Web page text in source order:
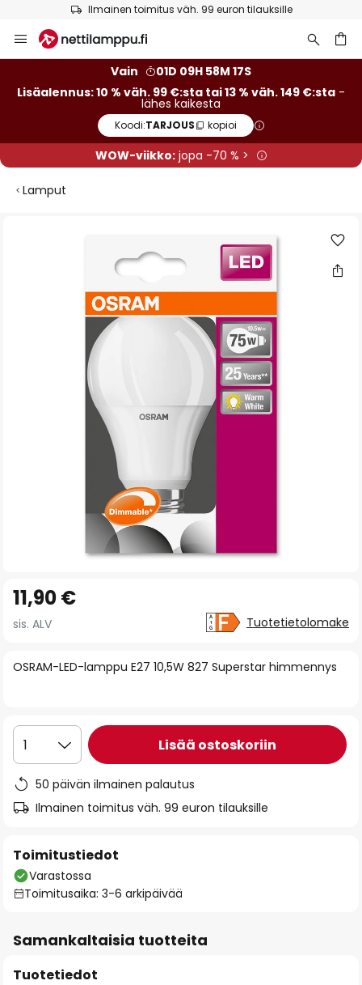
Ilmainen toimitus väh. 99 euron tilauksille
to
Vain
01D 09H 58M 16S
Lisäalennus: 10 % väh. 99 €:sta tai 13 % väh. 149 €:sta -
lähes kaikesta
Koodi:TARJOUS kopioi
WOW-viikko:jopa -70 % >
Lamput
to
the
of
gallery
OSRAM-LED-lamppu E27 10,5W 827 Superstar himmennys
11,90 €
sis. ALV Tuotetietolomake
1 Lisää ostoskoriin
50 päivän ilmainen palautus
Ilmainen toimitus väh. 99 euron tilauksille
Toimitustiedot
Varastossa
Toimitusaika: 3-6 arkipäivää
Samankaltaisia tuotteita
Tuotetiedot